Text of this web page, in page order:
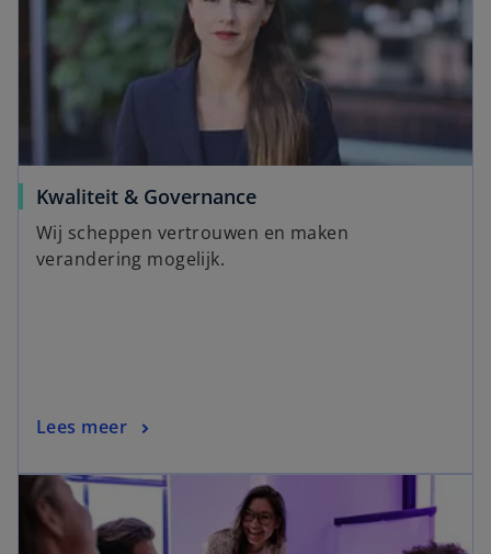
Kwaliteit & Governance
Wij scheppen vertrouwen en maken
verandering mogelijk.
Lees meer